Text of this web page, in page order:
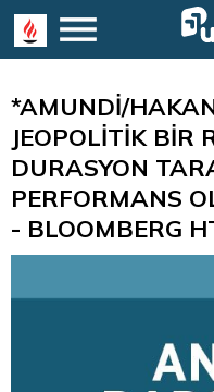
*AMUNDİ/
JEOPOLİTİK BİR
DURASYON
PERFORMANS
- BLOOMBERG